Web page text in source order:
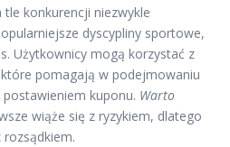
konkurencji niezwykle
dyscypliny sportowe,
Użytkownicy mogą korzystać z
pomagają w podejmowaniu
kuponu. Warto
wiąże się z ryzykiem, dlatego